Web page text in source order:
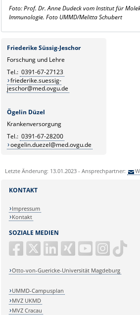
Foto: Prof. Dr. Anne Dudeck vom Institut für
Immunologie. Foto UMMD/Melitta Schubert
Friederike Süssig-Jeschor
Forschung und Lehre
Tel.: 0391-67-27123
friederike.suessig-
jeschor@med.ovgu.de
Ögelin Düzel
Krankenversorgung
Tel.: 0391-67-28200
oegelin.duezel@med.ovgu.de
Letzte Änderung: 13.01.2023 - Ansprechpartner:
SOZIALE MEDIEN
Otto-von-Guericke-Universität Magdeburg
KONTAKT
Impressum
Kontakt
UMMD-Campusplan
MVZ UKMD
MVZ Cracau